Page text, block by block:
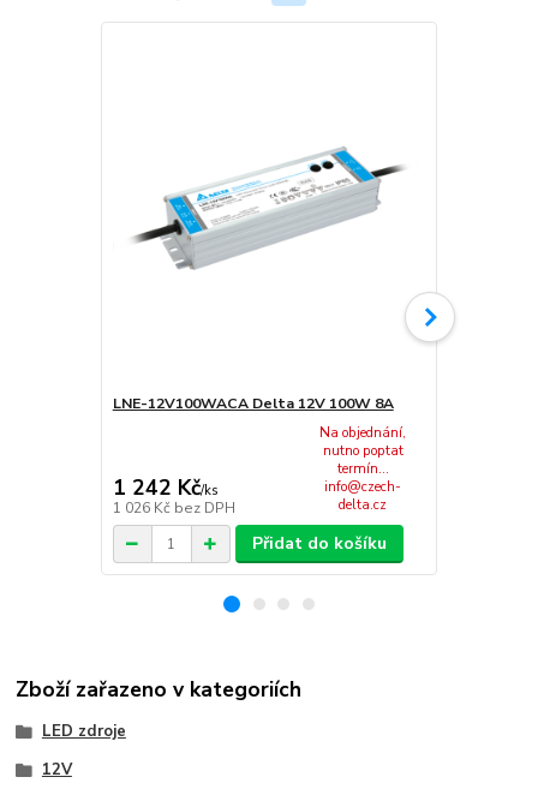
LNE-12V100WACA Delta 12V 100W 8A
1 242 Kč/ks
1 026 Kč bez DPH
Na objednání,
nutno poptat
termín...
info@czech-
delta.cz
Přidat do košíku
Zboží zařazeno v kategoriích
LED zdroje
12V